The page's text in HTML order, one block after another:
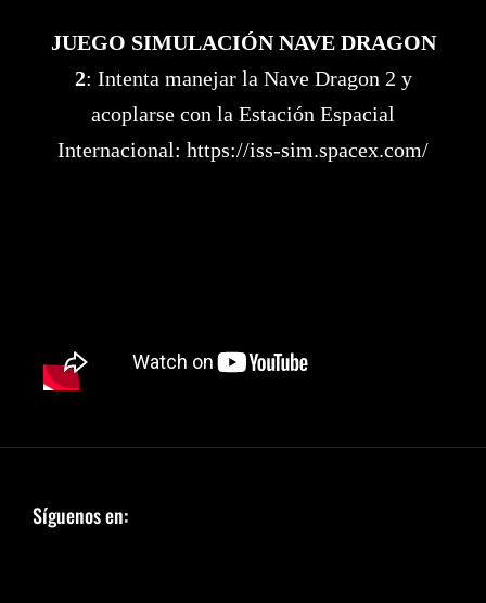
JUEGO SIMULACIÓN NAVE DRAGON
2: Intenta manejar la Nave Dragon 2 y
acoplarse con la Estación Espacial
Internacional: https://iss-sim.spacex.com/
Síguenos en: